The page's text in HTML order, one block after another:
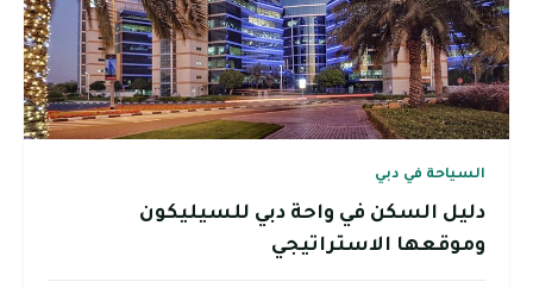
السياحة في دبي
دليل السكن في واحة دبي للسيليكون
وموقعها الاستراتيجي